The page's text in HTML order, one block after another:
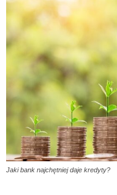
Jaki bank najchętniej daje kredyty?